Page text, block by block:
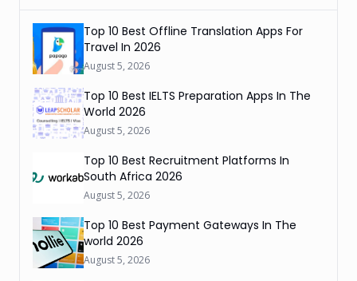
Top 10 Best Offline Translation Apps For
Travel In 2026
August 5, 2026
Top 10 Best IELTS Preparation Apps In The
World 2026
August 5, 2026
Top 10 Best Recruitment Platforms In
South Africa 2026
August 5, 2026
Top 10 Best Payment Gateways In The
world 2026
August 5, 2026